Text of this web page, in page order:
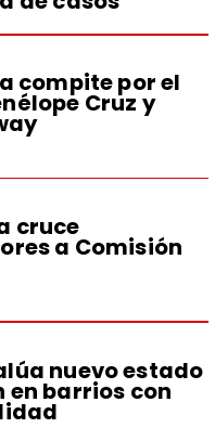
compite por el
Cruz y
cruce
a Comisión
nuevo estado
en barrios con